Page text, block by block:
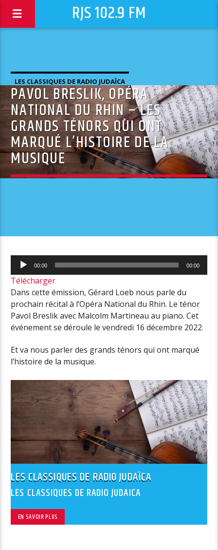
RJS 102.9 FM
LES CLASSIQUES DE RADIO JUDAÏCA
PAVOL BRESLIK, OPÉRA
NATIONAL DU RHIN – LES
GRANDS TÉNORS QUI ONT
MARQUÉ L’HISTOIRE DE LA
MUSIQUE
Lecteur
audio
00:00 00:00
Télécharger
Dans cette émission, Gérard Loeb nous parle du
prochain récital à l’Opéra National du Rhin. Le ténor
Pavol Breslik avec Malcolm Martineau au piano. Cet
événement se déroule le vendredi 16 décembre 2022.
Et va nous parler des grands ténors qui ont marqué
l’histoire de la musique.
LES CLASSIQUES DE RADIO JUDAÏCA
LES CLASSIQUES DE RADIO JUDAICA
EN SAVOIR PLUS